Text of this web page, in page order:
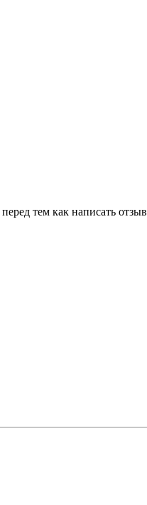
перед тем как написать отзыв